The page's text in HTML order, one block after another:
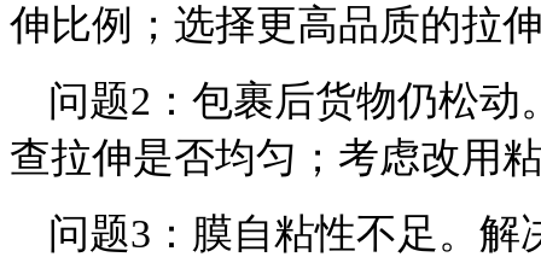
伸比例；选择更高品质的拉
问题2：包裹后货物仍松动
查拉伸是否均匀；考虑改用
问题3：膜自粘性不足。